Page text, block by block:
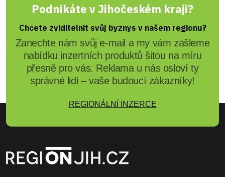
Podnikáte v Jihočeském kraji?
Chcete zviditelnit svůj byznys v našem regionu?
Zanechte nám svůj e-mail a my vám zašleme
nabídku inzertních produktů šitou na míru
přesně pro vás. Reklama u nás osloví ty
správné lidi – vaše budoucí zákazníky!
REGIONÁLNÍ INZERCE